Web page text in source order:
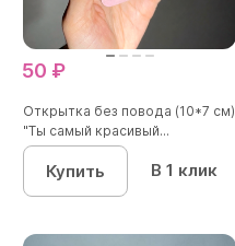
50 ₽
Открытка без повода (10*7 см)
"Ты самый красивый...
Купить В 1 клик